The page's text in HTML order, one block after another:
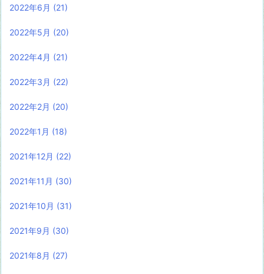
2022年6月 (21)
2022年5月 (20)
2022年4月 (21)
2022年3月 (22)
2022年2月 (20)
2022年1月 (18)
2021年12月 (22)
2021年11月 (30)
2021年10月 (31)
2021年9月 (30)
2021年8月 (27)